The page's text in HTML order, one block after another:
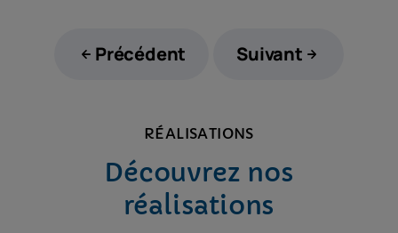
Précédent Suivant
RÉALISATIONS
Découvrez nos
réalisations